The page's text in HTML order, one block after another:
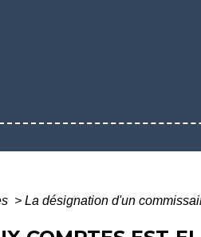
> La désignation d'un